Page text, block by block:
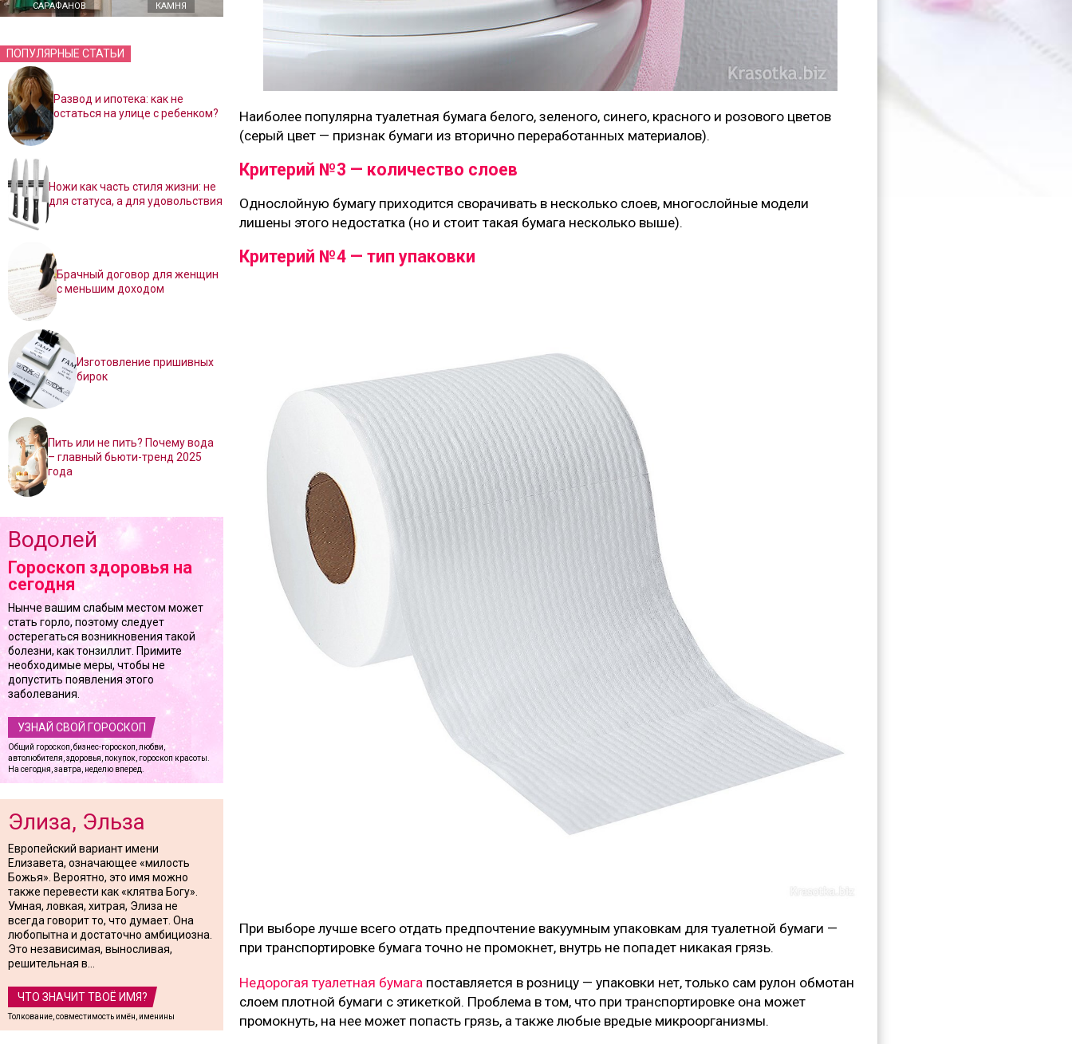
САРАФАНОВ
КАМНЯ
ПОПУЛЯРНЫЕ СТАТЬИ
Развод и ипотека: как не
остаться на улице с ребенком?
Ножи как часть стиля жизни: не
для статуса, а для удовольствия
Брачный договор для женщин
с меньшим доходом
Изготовление пришивных
бирок
Пить или не пить? Почему вода
– главный бьюти-тренд 2025
года
Водолей
Гороскоп здоровья на
сегодня
Нынче вашим слабым местом может
стать горло, поэтому следует
остерегаться возникновения такой
болезни, как тонзиллит. Примите
необходимые меры, чтобы не
допустить появления этого
заболевания.
УЗНАЙ СВОЙ ГОРОСКОП
Общий гороскоп, бизнес-гороскоп, любви,
автолюбителя, здоровья, покупок, гороскоп красоты.
На сегодня, завтра, неделю вперед.
Элиза, Эльза
Европейский вариант имени
Елизавета, означающее «милость
Божья». Вероятно, это имя можно
также перевести как «клятва Богу».
Умная, ловкая, хитрая, Элиза не
всегда говорит то, что думает. Она
любопытна и достаточно амбициозна.
Это независимая, выносливая,
решительная в...
ЧТО ЗНАЧИТ ТВОЁ ИМЯ?
Толкование, совместимость имён, именины
Наиболее популярна туалетная бумага белого, зеленого, синего, красного и розового цветов
(серый цвет — признак бумаги из вторично переработанных материалов).
Критерий №3 — количество слоев
Однослойную бумагу приходится сворачивать в несколько слоев, многослойные модели
лишены этого недостатка (но и стоит такая бумага несколько выше).
Критерий №4 — тип упаковки
При выборе лучше всего отдать предпочтение вакуумным упаковкам для туалетной бумаги —
при транспортировке бумага точно не промокнет, внутрь не попадет никакая грязь.
Недорогая туалетная бумага поставляется в розницу — упаковки нет, только сам рулон обмотан
слоем плотной бумаги с этикеткой. Проблема в том, что при транспортировке она может
промокнуть, на нее может попасть грязь, а также любые вредые микроорганизмы.